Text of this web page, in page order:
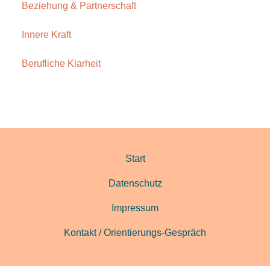
Beziehung & Partnerschaft
Innere Kraft
Berufliche Klarheit
Start
Datenschutz
Impressum
Kontakt / Orientierungs-Gespräch